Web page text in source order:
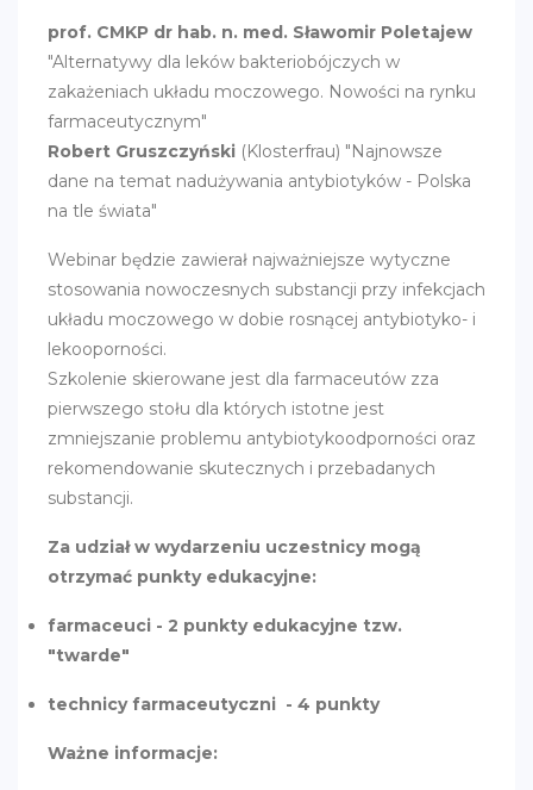
prof. CMKP dr hab. n. med. Sławomir Poletajew
"Alternatywy dla leków bakteriobójczych w
zakażeniach układu moczowego. Nowości na rynku
farmaceutycznym"
Robert Gruszczyński (Klosterfrau) "Najnowsze
dane na temat nadużywania antybiotyków - Polska
na tle świata"
Webinar będzie zawierał najważniejsze wytyczne
stosowania nowoczesnych substancji przy infekcjach
układu moczowego w dobie rosnącej antybiotyko- i
lekooporności.
Szkolenie skierowane jest dla farmaceutów zza
pierwszego stołu dla których istotne jest
zmniejszanie problemu antybiotykoodporności oraz
rekomendowanie skutecznych i przebadanych
substancji.
Za udział w wydarzeniu uczestnicy mogą
otrzymać punkty edukacyjne:
farmaceuci - 2 punkty edukacyjne tzw.
"twarde"
technicy farmaceutyczni - 4 punkty
Ważne informacje: